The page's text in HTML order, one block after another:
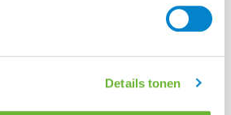
Details tonen